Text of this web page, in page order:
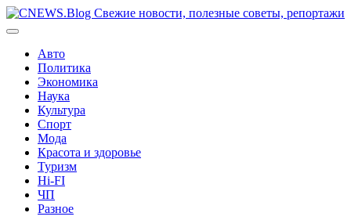
Перейти
к
Авто
Политика
Экономика
Наука
Культура
Спорт
Мода
Красота и здоровье
Туризм
Hi-FI
ЧП
Разное